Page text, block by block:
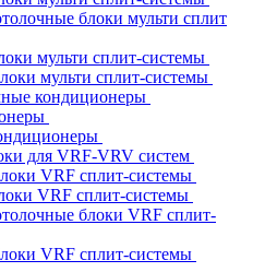
блоки мульти сплит
мульти сплит-системы
мульти сплит-системы
кондиционеры
для VRF-VRV систем
VRF сплит-системы
VRF сплит-системы
блоки VRF сплит-
VRF сплит-системы